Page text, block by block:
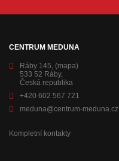
CENTRUM MEDUNA
Ráby 145, (mapa)
533 52 Ráby,
Česká republika
+420 602 567 721
meduna@centrum-meduna.cz
Kompletní kontakty